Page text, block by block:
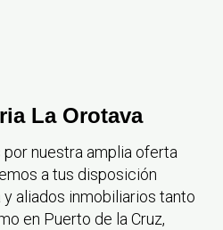
La Orotava
nuestra amplia oferta
a tus disposición
aliados inmobiliarios tanto
en Puerto de la Cruz,